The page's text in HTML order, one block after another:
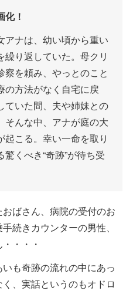
化！
アナは、幼い頃から重い
り返していた。母クリ
を頼み、やっとのこと
の方法がなく自宅に戻
ていた間、夫や姉妹との
そんな中、アナが庭の大
こる。幸い一命を取り
くべき“奇跡”が待ち受
ばさん、病院の受付のお
続きカウンターの男性、
・・・
も奇跡の流れの中にあっ
、実話というのもオドロ